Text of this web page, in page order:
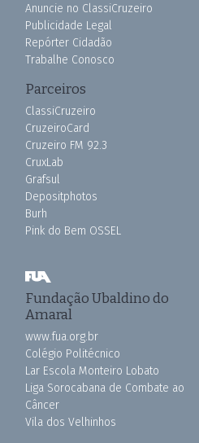
Anuncie no ClassiCruzeiro
Publicidade Legal
Repórter Cidadão
Trabalhe Conosco
Parceiros
ClassiCruzeiro
CruzeiroCard
Cruzeiro FM 92.3
CruxLab
Grafsul
Depositphotos
Burh
Pink do Bem OSSEL
Fundação Ubaldino do
Amaral
www.fua.org.br
Colégio Politécnico
Lar Escola Monteiro Lobato
Liga Sorocabana de Combate ao
Câncer
Vila dos Velhinhos